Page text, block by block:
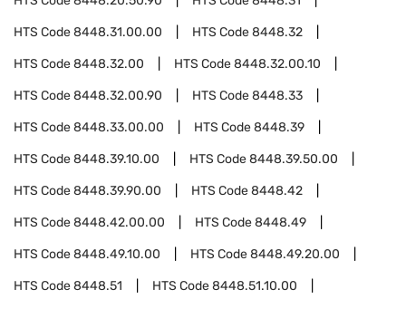
HTS Code8448.31.00.00 HTS Code8448.32
HTS Code8448.32.00 HTS Code8448.32.00.10
HTS Code8448.32.00.90 HTS Code8448.33
HTS Code8448.33.00.00 HTS Code8448.39
HTS Code8448.39.10.00 HTS Code8448.39.50.00
HTS Code8448.39.90.00 HTS Code8448.42
HTS Code8448.42.00.00 HTS Code8448.49
HTS Code8448.49.10.00 HTS Code8448.49.20.00
HTS Code8448.51 HTS Code8448.51.10.00